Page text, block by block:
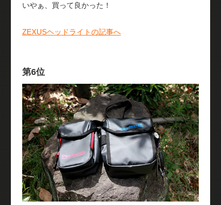
いやぁ、買って良かった！
ZEXUSヘッドライトの記事へ
第6位